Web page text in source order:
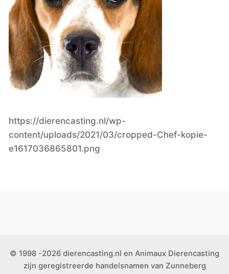
https://dierencasting.nl/wp-
content/uploads/2021/03/cropped-Chef-kopie-
e1617036865801.png
© 1998 -2026 dierencasting.nl en Animaux Dierencasting
zijn geregistreerde handelsnamen van Zunneberg